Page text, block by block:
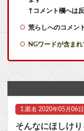
怪談を全く楽しめな
【画像】ちいかわの
評価は低いけど好き
↑コメント欄へは
荒らしへのコメン
NGワードが含ま
1. 匿名 2020年05月06
そんなにほしけ